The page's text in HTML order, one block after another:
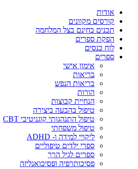
אודות
קורסים מקוונים
תכנים בחינם בצל המלחמה
הפקת ספרים
לוח כנסים
ספרים
אימון אישי
בריאות
בריאות הנפש
הורות
הנחיית קבוצות
טיפול בהבעה ביצירה
טיפול התנהגותי קוגניטיבי CBT
טיפול משפחתי
ליקויי למידה ו- ADHD
ספרי ילדים טיפוליים
ספרים לגיל הרך
פסיכותרפיה ופסיכואנליזה